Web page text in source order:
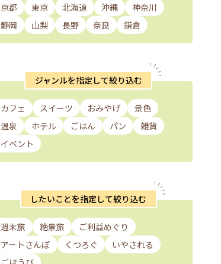
京都 東京 北海道 沖縄
神奈川
静岡
山梨 長野 奈良 鎌倉
ジャンルを指定して絞り込む
カフェ スイーツ おみやげ
景色
温泉
ホテル ごはん パン
雑貨
イベント
したいことを指定して絞り込む
週末旅 絶景旅
ご利益めぐり
アートさんぽ
くつろぐ
いやされる